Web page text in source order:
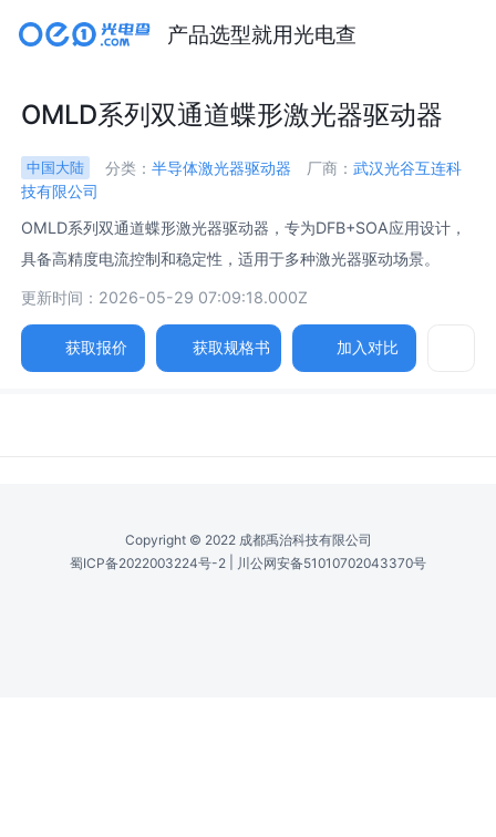
产品选型就用光电查
OMLD系列双通道蝶形激光器驱动器
中国大陆 分类： 半导体激光器驱动器 厂商：武汉光谷互连科
技有限公司
OMLD系列双通道蝶形激光器驱动器，专为DFB+SOA应用设计，
具备高精度电流控制和稳定性，适用于多种激光器驱动场景。
更新时间：2026-05-29 07:09:18.000Z
获取报价 获取规格书 加入对比
Copyright © 2022 成都禹治科技有限公司
蜀ICP备2022003224号-2
川公网安备51010702043370号